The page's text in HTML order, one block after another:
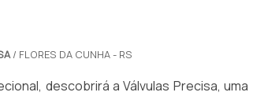
/ FLORES DA CUNHA - RS
descobrirá a Válvulas Precisa, uma